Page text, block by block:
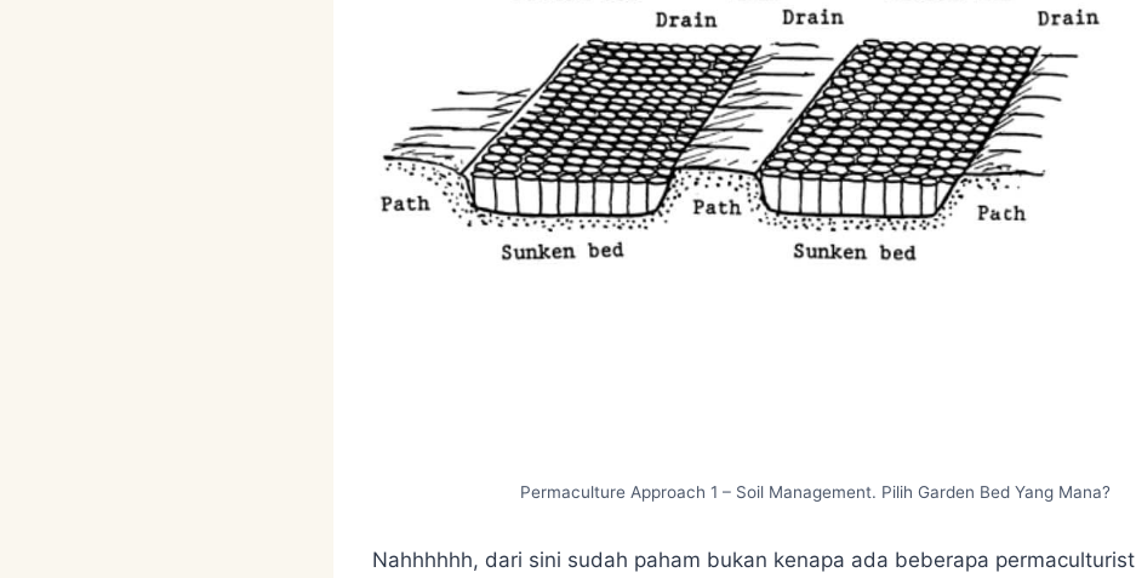
Permaculture Approach 1 – Soil Management. Pilih Garden Bed Yang Mana?
Nahhhhhh, dari sini sudah paham bukan kenapa ada beberapa permaculturist